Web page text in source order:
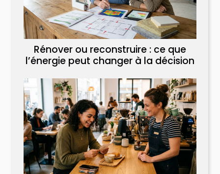
Rénover ou reconstruire : ce que
l’énergie peut changer à la décision